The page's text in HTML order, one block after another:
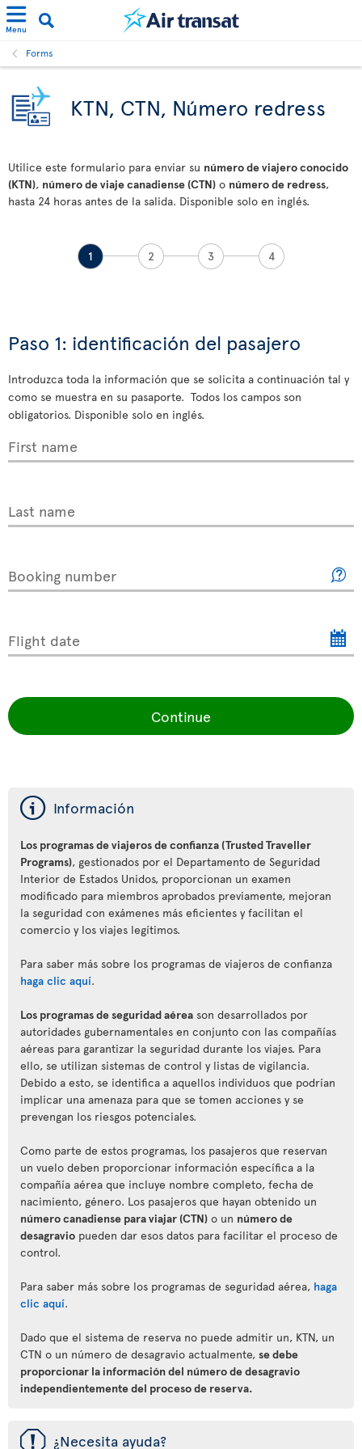
Menu
Forms
KTN, CTN, Número redress
Utilice este formulario para enviar su número de viajero conocido
(KTN), número de viaje canadiense (CTN) o número de redress,
hasta 24 horas antes de la salida. Disponible solo en inglés.
1 2 3 4
Paso 1: identificación del pasajero
Introduzca toda la información que se solicita a continuación tal y
como se muestra en su pasaporte. Todos los campos son
obligatorios. Disponible solo en inglés.
First name
Last name
Booking number
Flight date
Continue
ý Información
Los programas de viajeros de confianza (Trusted Traveller
Programs), gestionados por el Departamento de Seguridad
Interior de Estados Unidos, proporcionan un examen
modificado para miembros aprobados previamente, mejoran
la seguridad con exámenes más eficientes y facilitan el
comercio y los viajes legítimos.
Para saber más sobre los programas de viajeros de confianza
haga clic aquí.
Los programas de seguridad aérea son desarrollados por
autoridades gubernamentales en conjunto con las compañías
aéreas para garantizar la seguridad durante los viajes. Para
ello, se utilizan sistemas de control y listas de vigilancia.
Debido a esto, se identifica a aquellos individuos que podrían
implicar una amenaza para que se tomen acciones y se
prevengan los riesgos potenciales.
Como parte de estos programas, los pasajeros que reservan
un vuelo deben proporcionar información específica a la
compañía aérea que incluye nombre completo, fecha de
nacimiento, género. Los pasajeros que hayan obtenido un
número canadiense para viajar (CTN) o un número de
desagravio pueden dar esos datos para facilitar el proceso de
control.
Para saber más sobre los programas de seguridad aérea, haga
clic aquí.
Dado que el sistema de reserva no puede admitir un, KTN, un
CTN o un número de desagravio actualmente, se debe
proporcionar la información del número de desagravio
independientemente del proceso de reserva.
ü ¿Necesita ayuda?